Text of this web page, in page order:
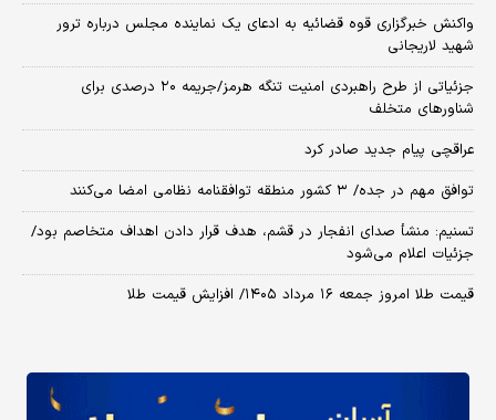
واکنش خبرگزاری قوه قضائیه به ادعای یک نماینده مجلس درباره ترور
شهید لاریجانی
جزئیاتی از طرح راهبردی امنیت تنگه هرمز/جریمه ۲۰ درصدی برای
شناورهای متخلف
عراقچی پیام جدید صادر کرد
توافق مهم در جده/ ۳ کشور منطقه توافقنامه نظامی امضا می‌کنند
تسنیم: منشأ صدای انفجار در قشم، هدف قرار دادن اهداف متخاصم بود/
جزئیات اعلام می‌شود
قیمت طلا امروز جمعه ۱۶ مرداد ۱۴۰۵/ افزایش قیمت طلا